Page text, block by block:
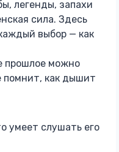
легенды, запахи
сила. Здесь
выбор — как
прошлое можно
помнит, как дышит
умеет слушать его